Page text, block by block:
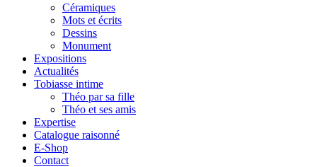
Céramiques
Mots et écrits
Dessins
Monument
Expositions
Actualités
Tobiasse intime
Théo par sa fille
Théo et ses amis
Expertise
Catalogue raisonné
E-Shop
Contact